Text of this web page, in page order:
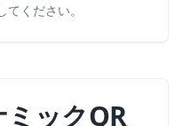
ください。
ックQR